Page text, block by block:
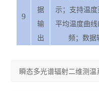
9
据
输
出
示；支持温度
平均温度曲
频；数据